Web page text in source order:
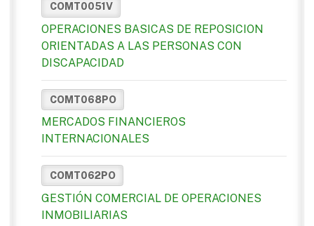
COMT0051V
OPERACIONES BASICAS DE REPOSICION
ORIENTADAS A LAS PERSONAS CON
DISCAPACIDAD
COMT068PO
MERCADOS FINANCIEROS
INTERNACIONALES
COMT062PO
GESTIÓN COMERCIAL DE OPERACIONES
INMOBILIARIAS